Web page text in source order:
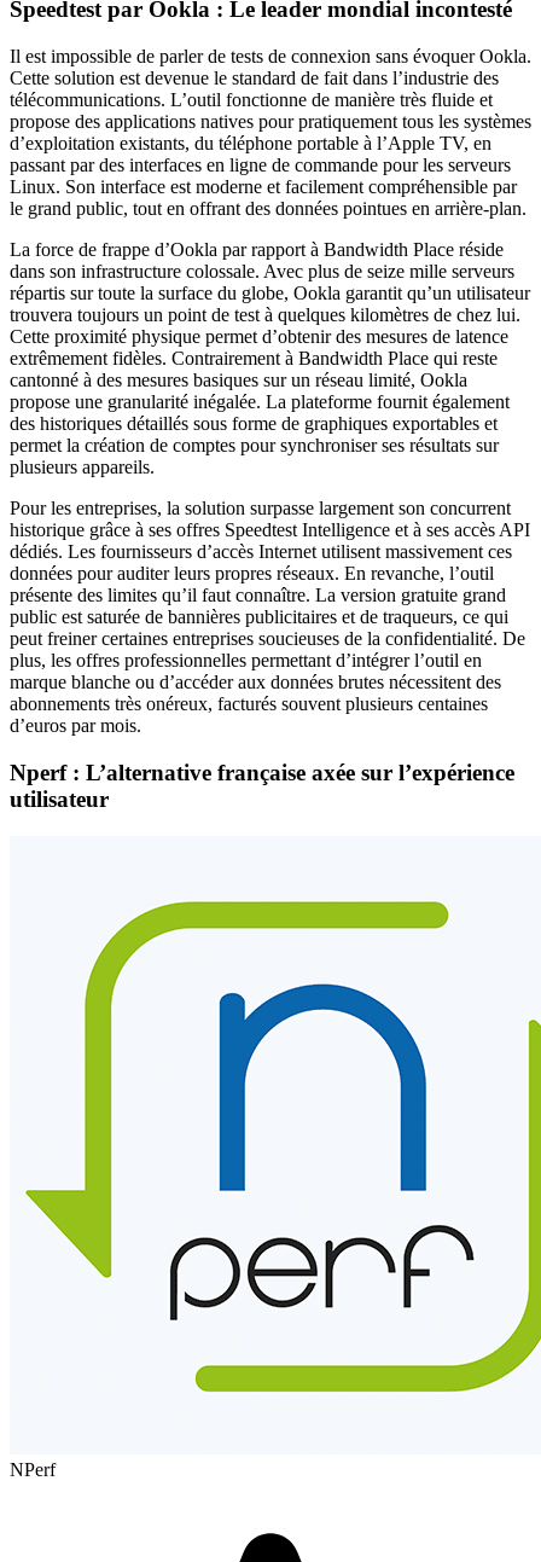
Speedtest par Ookla : Le leader mondial incontesté
Il est impossible de parler de tests de connexion sans évoquer Ookla.
Cette solution est devenue le standard de fait dans l’industrie des
télécommunications. L’outil fonctionne de manière très fluide et
propose des applications natives pour pratiquement tous les systèmes
d’exploitation existants, du téléphone portable à l’Apple TV, en
passant par des interfaces en ligne de commande pour les serveurs
Linux. Son interface est moderne et facilement compréhensible par
le grand public, tout en offrant des données pointues en arrière-plan.
La force de frappe d’Ookla par rapport à Bandwidth Place réside
dans son infrastructure colossale. Avec plus de seize mille serveurs
répartis sur toute la surface du globe, Ookla garantit qu’un utilisateur
trouvera toujours un point de test à quelques kilomètres de chez lui.
Cette proximité physique permet d’obtenir des mesures de latence
extrêmement fidèles. Contrairement à Bandwidth Place qui reste
cantonné à des mesures basiques sur un réseau limité, Ookla
propose une granularité inégalée. La plateforme fournit également
des historiques détaillés sous forme de graphiques exportables et
permet la création de comptes pour synchroniser ses résultats sur
plusieurs appareils.
Pour les entreprises, la solution surpasse largement son concurrent
historique grâce à ses offres Speedtest Intelligence et à ses accès API
dédiés. Les fournisseurs d’accès Internet utilisent massivement ces
données pour auditer leurs propres réseaux. En revanche, l’outil
présente des limites qu’il faut connaître. La version gratuite grand
public est saturée de bannières publicitaires et de traqueurs, ce qui
peut freiner certaines entreprises soucieuses de la confidentialité. De
plus, les offres professionnelles permettant d’intégrer l’outil en
marque blanche ou d’accéder aux données brutes nécessitent des
abonnements très onéreux, facturés souvent plusieurs centaines
d’euros par mois.
Nperf : L’alternative française axée sur l’expérience
utilisateur
NPerf